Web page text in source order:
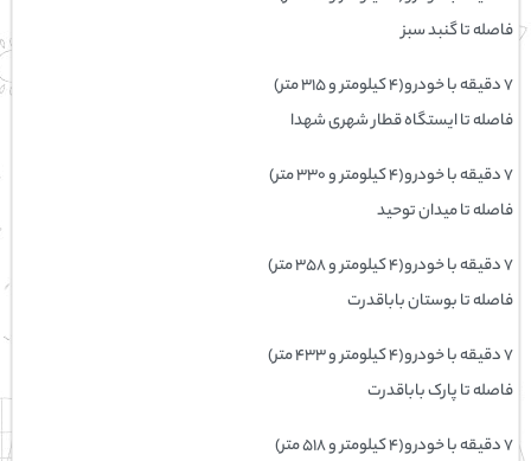
فاصله تا گنبد سبز
۷ دقیقه با خودرو(۴ کیلومتر و ۳۱۵ متر)
فاصله تا ایستگاه قطار شهری شهدا
۷ دقیقه با خودرو(۴ کیلومتر و ۳۳۰ متر)
فاصله تا میدان توحید
۷ دقیقه با خودرو(۴ کیلومتر و ۳۵۸ متر)
فاصله تا بوستان باباقدرت
۷ دقیقه با خودرو(۴ کیلومتر و ۴۳۳ متر)
فاصله تا پارک باباقدرت
۷ دقیقه با خودرو(۴ کیلومتر و ۵۱۸ متر)